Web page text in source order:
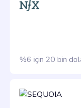
%6 için 20 bin